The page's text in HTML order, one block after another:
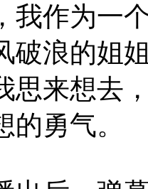
作为一个
破浪的姐
思来想去
的勇气。